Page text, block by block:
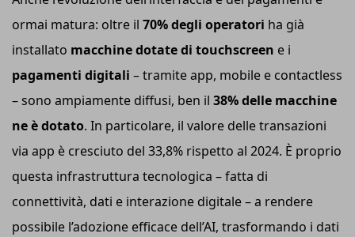
ormai matura: oltre il 70% degli operatori ha già
installato macchine dotate di touchscreen e i
pagamenti digitali – tramite app, mobile e contactless
– sono ampiamente diffusi, ben il 38% delle macchine
ne è dotato. In particolare, il valore delle transazioni
via app è cresciuto del 33,8% rispetto al 2024. È proprio
questa infrastruttura tecnologica – fatta di
connettività, dati e interazione digitale – a rendere
possibile l’adozione efficace dell’AI, trasformando i dati